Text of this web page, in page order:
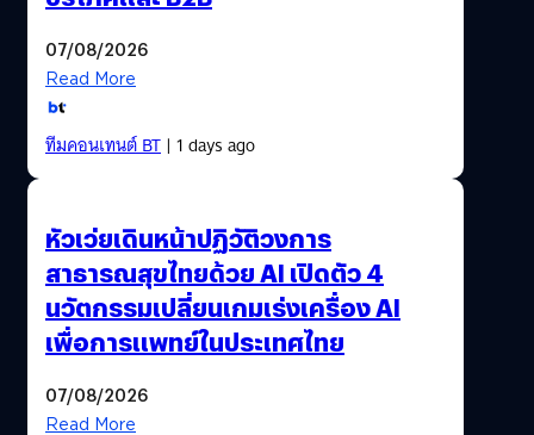
07/08/2026
Read More
ทีมคอนเทนต์ BT| 1 days ago
หัวเว่ยเดินหน้าปฏิวัติวงการ
สาธารณสุขไทยด้วย AI เปิดตัว 4
นวัตกรรมเปลี่ยนเกมเร่งเครื่อง AI
เพื่อการแพทย์ในประเทศไทย
07/08/2026
Read More